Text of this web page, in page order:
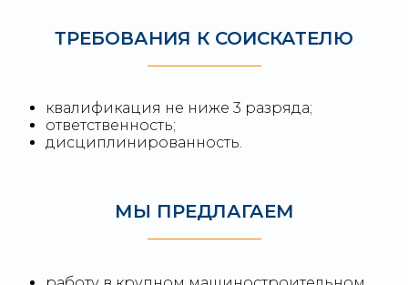
ТРЕБОВАНИЯ К СОИСКАТЕЛЮ
квалификация не ниже 3 разряда;
ответственность;
дисциплинированность.
МЫ ПРЕДЛАГАЕМ